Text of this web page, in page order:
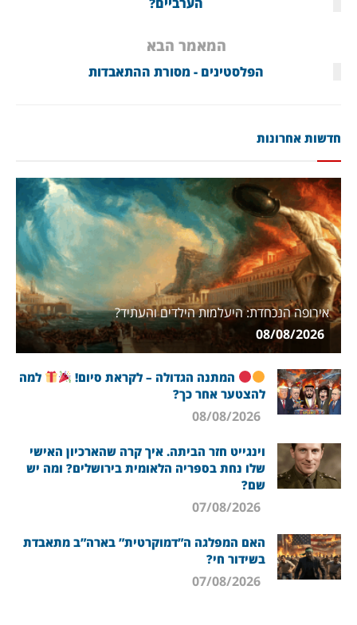
המאמר הבא
הפלסטינים - מסורת ההתאבדות
חדשות אחרונות
אירופה הנכחדת: היעלמות הילדים והעתיד?
המתנה הגדולה – לקראת סיום!
למה
להצטער אחר כך?
וינגייט חזר הביתה. איך קרה שהארכיון האישי
שלו נחת בספריה הלאומית בירושלים? ומה יש
שם?
האם המפלגה ה”דמוקרטית” בארה”ב מתאבדת
בשידור חי?